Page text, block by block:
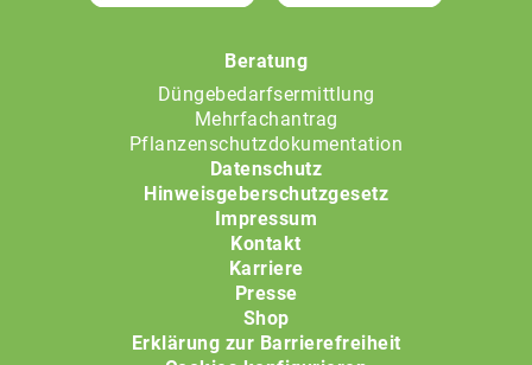
Beratung
Düngebedarfsermittlung
Mehrfachantrag
Pflanzenschutzdokumentation
Datenschutz
Hinweisgeberschutzgesetz
Impressum
Kontakt
Karriere
Presse
Shop
Erklärung zur Barrierefreiheit